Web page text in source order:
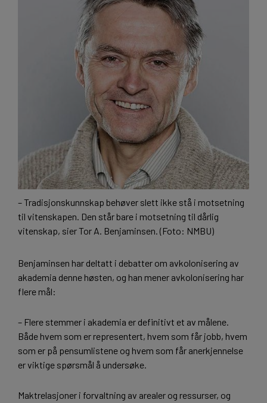
– Tradisjonskunnskap behøver slett ikke stå i motsetning
til vitenskapen. Den står bare i motsetning til dårlig
vitenskap, sier Tor A. Benjaminsen. (Foto: NMBU)
Benjaminsen har deltatt i debatter om avkolonisering av
akademia denne høsten, og han mener avkolonisering har
flere mål:
– Flere stemmer i akademia er definitivt et av målene.
Både hvem som er representert, hvem som får jobb, hvem
som er på pensumlistene og hvem som får anerkjennelse
er viktige spørsmål å undersøke.
Maktrelasjoner i forvaltning av arealer og ressurser, og